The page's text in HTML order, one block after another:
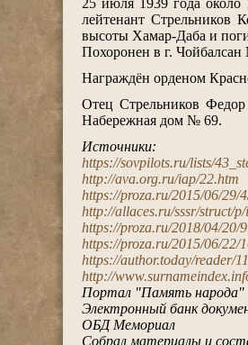
лейтенант Стрельников
высоты Хамар-Даба и
Похоронен в г.
Награждён орденом
Отец Стрельников
Набережная дом № 69.
Источники:
https://sovpilots.ru/lists/
http://ava.org.ru/iap/22.htm
https://proza.ru/2015/06/29/
http://allaces.ru/sssr/struct/
https://proza.ru/2018/04/20/
https://proza.ru/2015/06/22/
https://author.today/reader/
http://
Портал "Память народа"
Электронный банк
ОБД Мемориал
Собрал материалы и